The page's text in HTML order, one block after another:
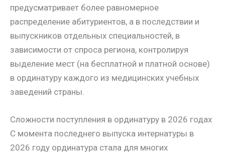
предусматривает более равномерное
распределение абитуриентов, а в последствии и
выпускников отдельных специальностей, в
зависимости от спроса региона, контролируя
выделение мест (на бесплатной и платной основе)
в ординатуру каждого из медицинских учебных
заведений страны.
Сложности поступления в ординатуру в 2026 годах
С момента последнего выпуска интернатуры в
2026 году ординатура стала для многих